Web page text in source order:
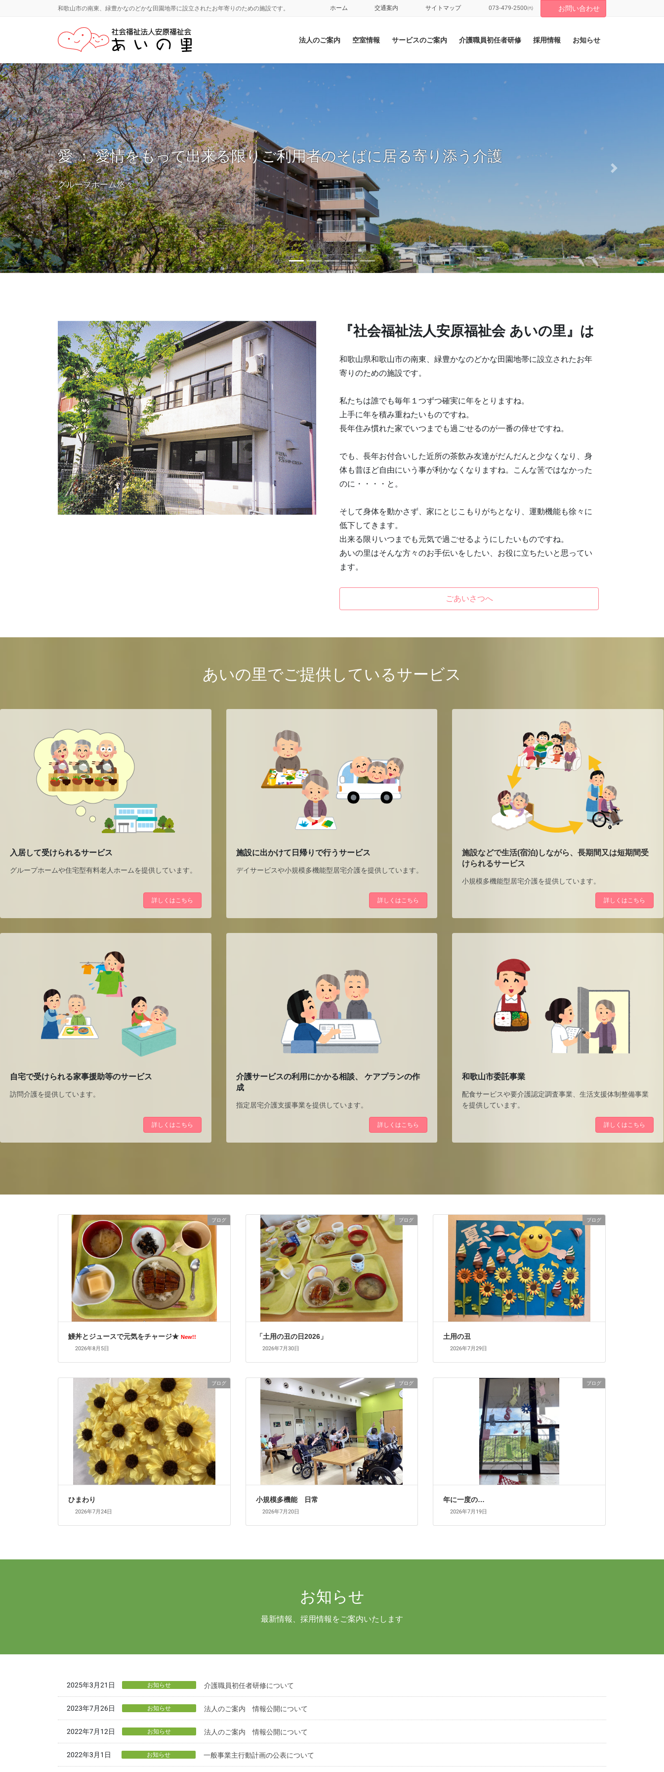
に
移
動
ョ
ン
に
移
動
和歌山市の南東、緑豊かなのどかな田園地帯に設立されたお年寄りのための施設です。 ホーム 交通案内 サイトマップ 073-479-2500㈹ お問い合わせ
法人のご案内 空室情報 サービスのご案内 介護職員初任者研修 採用情報 お知らせ
愛 ： 愛情をもって出来る限りご利用者のそばに居る寄り添う介護
グループホーム悠々
Previous Next
『社会福祉法人安原福祉会 あいの里』は
和歌山県和歌山市の南東、緑豊かなのどかな田園地帯に設立されたお年
寄りのための施設です。
私たちは誰でも毎年１つずつ確実に年をとりますね。
上手に年を積み重ねたいものですね。
長年住み慣れた家でいつまでも過ごせるのが一番の倖せですね。
でも、長年お付合いした近所の茶飲み友達がだんだんと少なくなり、身
体も昔ほど自由にいう事が利かなくなりますね。こんな筈ではなかった
のに・・・・と。
そして身体を動かさず、家にとじこもりがちとなり、運動機能も徐々に
低下してきます。
出来る限りいつまでも元気で過ごせるようにしたいものですね。
あいの里はそんな方々のお手伝いをしたい、お役に立ちたいと思ってい
ます。
ごあいさつへ
あいの里でご提供しているサービス
入居して受けられるサービス
グループホームや住宅型有料老人ホームを提供しています。
詳しくはこちら
施設に出かけて日帰りで行うサービス
デイサービスや小規模多機能型居宅介護を提供しています。
詳しくはこちら
施設などで生活(宿泊)しながら、長期間又は短期間受
けられるサービス
小規模多機能型居宅介護を提供しています。
詳しくはこちら
自宅で受けられる家事援助等のサービス
訪問介護を提供しています。
詳しくはこちら
介護サービスの利用にかかる相談、 ケアプランの作
成
指定居宅介護支援事業を提供しています。
詳しくはこちら
和歌山市委託事業
配食サービスや要介護認定調査事業、生活支援体制整備事業
を提供しています。
詳しくはこちら
ブログ
鰻丼とジュースで元気をチャージ★ New!!
2026年8月5日
ブログ
「土用の丑の日2026」
2026年7月30日
ブログ
土用の丑
2026年7月29日
ブログ
ひまわり
2026年7月24日
ブログ
小規模多機能 日常
2026年7月20日
ブログ
年に一度の…
2026年7月19日
お知らせ
最新情報、採用情報をご案内いたします
2025年3月21日 お知らせ 介護職員初任者研修について
2023年7月26日 お知らせ 法人のご案内 情報公開について
2022年7月12日 お知らせ 法人のご案内 情報公開について
2022年3月1日 お知らせ 一般事業主行動計画の公表について